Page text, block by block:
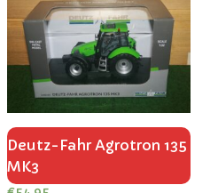
Deutz-Fahr Agrotron 135
MK3